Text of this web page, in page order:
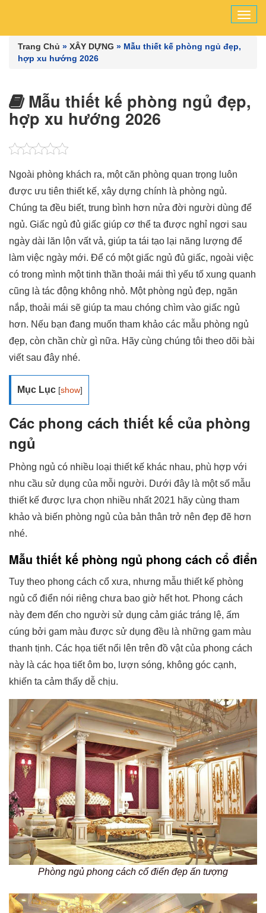
Trang Chủ » XÂY DỰNG » Mẫu thiết kế phòng ngủ đẹp,
hợp xu hướng 2026
Mẫu thiết kế phòng ngủ đẹp,
hợp xu hướng 2026
Ngoài phòng khách ra, một căn phòng quan trọng luôn
được ưu tiên thiết kế, xây dựng chính là phòng ngủ.
Chúng ta đều biết, trung bình hơn nửa đời người dùng để
ngủ. Giấc ngủ đủ giấc giúp cơ thể ta được nghỉ ngơi sau
ngày dài lăn lộn vất vả, giúp ta tái tạo lại năng lượng để
làm việc ngày mới. Để có một giấc ngủ đủ giấc, ngoài việc
có trong mình một tinh thần thoải mái thì yếu tố xung quanh
cũng là tác động không nhỏ. Một phòng ngủ đẹp, ngăn
nắp, thoải mái sẽ giúp ta mau chóng chìm vào giấc ngủ
hơn. Nếu bạn đang muốn tham khảo các mẫu phòng ngủ
đẹp, còn chần chừ gì nữa. Hãy cùng chúng tôi theo dõi bài
viết sau đây nhé.
Mục Lục [show]
Các phong cách thiết kế của phòng
ngủ
Phòng ngủ có nhiều loại thiết kế khác nhau, phù hợp với
nhu cầu sử dụng của mỗi người. Dưới đây là một số mẫu
thiết kế được lựa chọn nhiều nhất 2021 hãy cùng tham
khảo và biến phòng ngủ của bản thân trở nên đẹp đẽ hơn
nhé.
Mẫu thiết kế phòng ngủ phong cách cổ điển
Tuy theo phong cách cổ xưa, nhưng mẫu thiết kế phòng
ngủ cổ điển nói riêng chưa bao giờ hết hot. Phong cách
này đem đến cho người sử dụng cảm giác tráng lệ, ấm
cúng bởi gam màu được sử dụng đều là những gam màu
thanh tịnh. Các họa tiết nổi lên trên đồ vật của phong cách
này là các họa tiết ôm bo, lượn sóng, không góc cạnh,
khiến ta cảm thấy dễ chịu.
Phòng ngủ phong cách cổ điển đẹp ấn tượng